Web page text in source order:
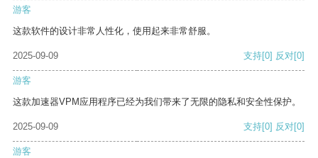
游客
这款软件的设计非常人性化，使用起来非常舒服。
2025-09-09 支持[0] 反对[0]
游客
这款加速器VPM应用程序已经为我们带来了无限的隐私和安全性保护。
2025-09-09 支持[0] 反对[0]
游客